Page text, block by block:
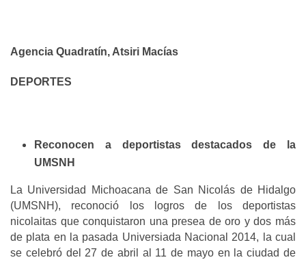
Agencia Quadratín, Atsiri Macías
DEPORTES
Reconocen a deportistas destacados de la
UMSNH
La Universidad Michoacana de San Nicolás de Hidalgo
(UMSNH), reconoció los logros de los deportistas
nicolaitas que conquistaron una presea de oro y dos más
de plata en la pasada Universiada Nacional 2014, la cual
se celebró del 27 de abril al 11 de mayo en la ciudad de